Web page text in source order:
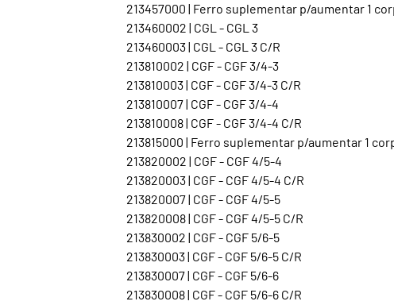
213457000 | Ferro suplementar p/aumentar 1
213460002 | CGL - CGL 3
213460003 | CGL - CGL 3 C/R
213810002 | CGF - CGF 3/4-3
213810003 | CGF - CGF 3/4-3 C/R
213810007 | CGF - CGF 3/4-4
213810008 | CGF - CGF 3/4-4 C/R
213815000 | Ferro suplementar p/aumentar 1
213820002 | CGF - CGF 4/5-4
213820003 | CGF - CGF 4/5-4 C/R
213820007 | CGF - CGF 4/5-5
213820008 | CGF - CGF 4/5-5 C/R
213830002 | CGF - CGF 5/6-5
213830003 | CGF - CGF 5/6-5 C/R
213830007 | CGF - CGF 5/6-6
213830008 | CGF - CGF 5/6-6 C/R